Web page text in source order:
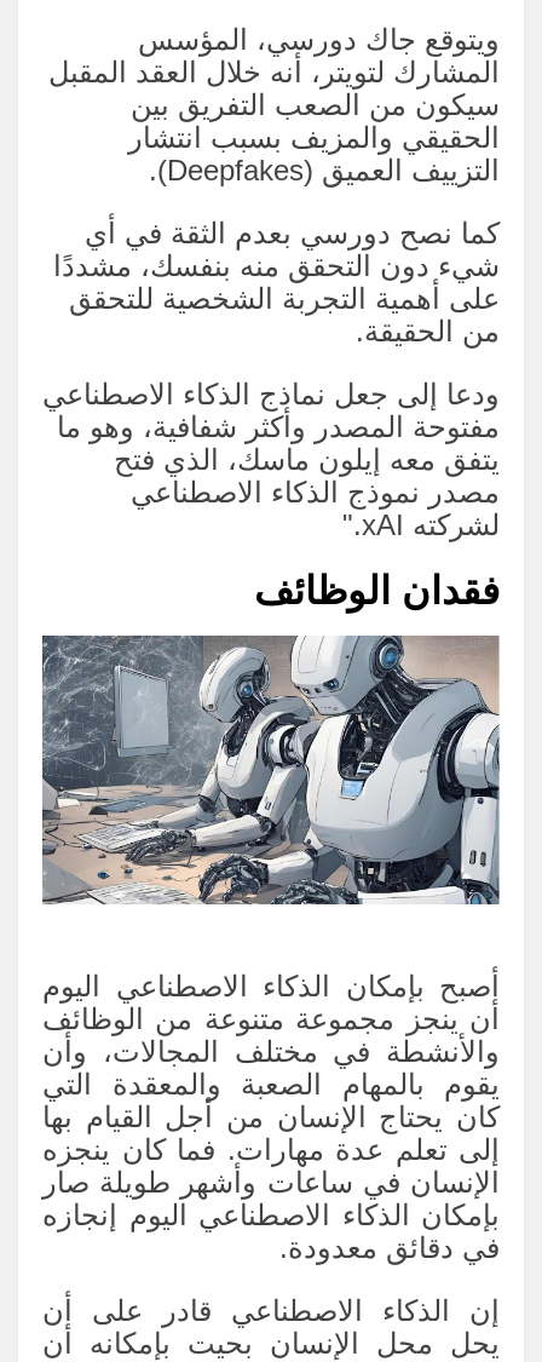
ويتوقع جاك دورسي، المؤسس
المشارك لتويتر، أنه خلال العقد المقبل
سيكون من الصعب التفريق بين
الحقيقي والمزيف بسبب انتشار
التزييف العميق (Deepfakes).
كما نصح دورسي بعدم الثقة في أي
شيء دون التحقق منه بنفسك، مشددًا
على أهمية التجربة الشخصية للتحقق
من الحقيقة.
ودعا إلى جعل نماذج الذكاء الاصطناعي
مفتوحة المصدر وأكثر شفافية، وهو ما
يتفق معه إيلون ماسك، الذي فتح
مصدر نموذج الذكاء الاصطناعي
لشركته xAI."
فقدان الوظائف
أصبح بإمكان الذكاء الاصطناعي اليوم
أن ينجز مجموعة متنوعة من الوظائف
والأنشطة في مختلف المجالات، وأن
يقوم بالمهام الصعبة والمعقدة التي
كان يحتاج الإنسان من أجل القيام بها
إلى تعلم عدة مهارات. فما كان ينجزه
الإنسان في ساعات وأشهر طويلة صار
بإمكان الذكاء الاصطناعي اليوم إنجازه
في دقائق معدودة.
إن الذكاء الاصطناعي قادر على أن
يحل محل الإنسان بحيت بإمكانه أن